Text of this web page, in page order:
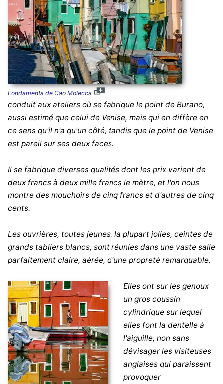
Fondamenta de Cao Molecca
conduit aux ateliers où se fabrique le point de Burano,
aussi estimé que celui de Venise, mais qui en diffère en
ce sens qu'il n'a qu'un côté, tandis que le point de Venise
est pareil sur ses deux faces.
Il se fabrique diverses qualités dont les prix varient de
deux francs à deux mille francs le mètre, et l'on nous
montre des mouchoirs de cinq francs et d'autres de cinq
cents.
Les ouvrières, toutes jeunes, la plupart jolies, ceintes de
grands tabliers blancs, sont réunies dans une vaste salle
parfaitement claire, aérée, d'une propreté remarquable.
Elles ont sur les genoux
un gros coussin
cylindrique sur lequel
elles font la dentelle à
l'aiguille, non sans
dévisager les visiteuses
anglaises qui paraissent
provoquer